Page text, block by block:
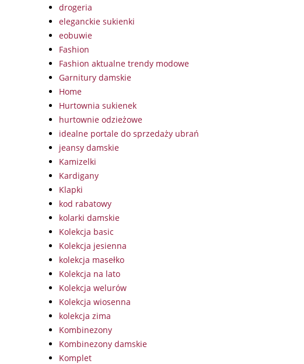
drogeria
eleganckie sukienki
eobuwie
Fashion
Fashion aktualne trendy modowe
Garnitury damskie
Home
Hurtownia sukienek
hurtownie odzieżowe
idealne portale do sprzedaży ubrań
jeansy damskie
Kamizelki
Kardigany
Klapki
kod rabatowy
kolarki damskie
Kolekcja basic
Kolekcja jesienna
kolekcja masełko
Kolekcja na lato
Kolekcja welurów
Kolekcja wiosenna
kolekcja zima
Kombinezony
Kombinezony damskie
Komplet